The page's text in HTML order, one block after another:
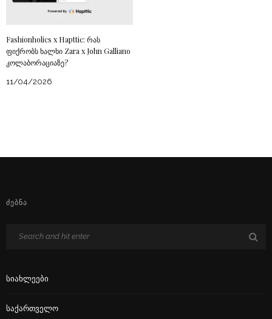
Fashionholics x Hapttic: რას
ფიქრობს ხალხი Zara x John Galliano
კოლაბორაციაზე?
11/04/2026
ᲫᲔᲑᲜᲐ
Სიახლეები
Საქართველო